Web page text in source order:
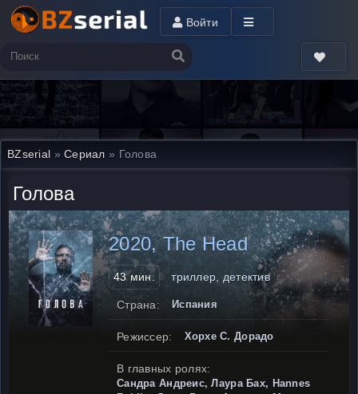
Войти
BZserial »Сериал » Голова
Голова
2020, The Head
43 мин. триллер, детектив
Страна: Испания
Режиссер: Хорхе С. Дорадо
В главных ролях:
Сандра Андреис, Лаура Бах, Hannes